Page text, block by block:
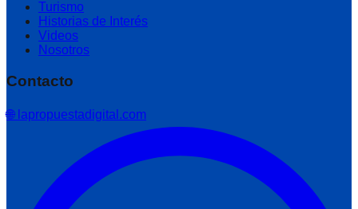
Turismo
Historias de Interés
Videos
Nosotros
Contacto
🌐 lapropuestadigital.com